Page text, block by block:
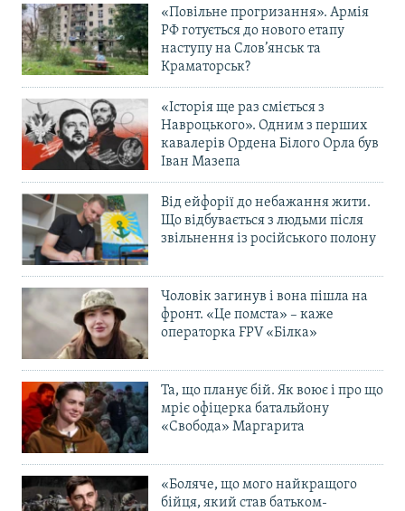
«Повільне прогризання». Армія
РФ готується до нового етапу
наступу на Слов’янськ та
Краматорськ?
«Історія ще раз сміється з
Навроцького». Одним з перших
кавалерів Ордена Білого Орла був
Іван Мазепа
Від ейфорії до небажання жити.
Що відбувається з людьми після
звільнення із російського полону
Чоловік загинув і вона пішла на
фронт. «Це помста» – каже
операторка FPV «Білка»
Та, що планує бій. Як воює і про що
мріє офіцерка батальйону
«Свобода» Маргарита
«Боляче, що мого найкращого
бійця, який став батьком-